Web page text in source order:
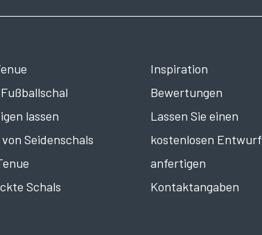
lassen
Seidenschals
Schals
Inspiration
Bewertungen
Lassen Sie einen
kostenlosen Entwurf
anfertigen
Kontaktangaben